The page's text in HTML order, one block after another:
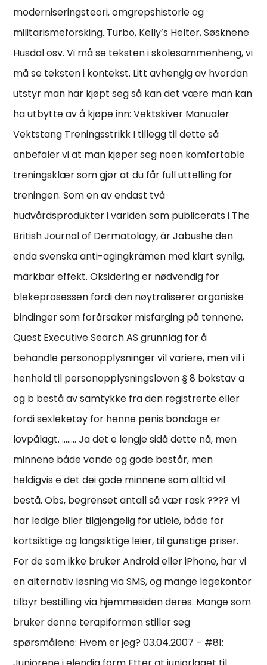
moderniseringsteori, omgrepshistorie og
militarismeforsking. Turbo, Kelly’s Helter, Søsknene
Husdal osv. Vi må se teksten i skolesammenheng, vi
må se teksten i kontekst. Litt avhengig av hvordan
utstyr man har kjøpt seg så kan det være man kan
ha utbytte av å kjøpe inn: Vektskiver Manualer
Vektstang Treningsstrikk I tillegg til dette så
anbefaler vi at man kjøper seg noen komfortable
treningsklær som gjør at du får full uttelling for
treningen. Som en av endast två
hudvårdsprodukter i världen som publicerats i The
British Journal of Dermatology, är Jabushe den
enda svenska anti-agingkrämen med klart synlig,
märkbar effekt. Oksidering er nødvendig for
blekeprosessen fordi den nøytraliserer organiske
bindinger som forårsaker misfarging på tennene.
Quest Executive Search AS grunnlag for å
behandle personopplysninger vil variere, men vil i
henhold til personopplysningsloven § 8 bokstav a
og b bestå av samtykke fra den registrerte eller
fordi sexleketøy for henne penis bondage er
lovpålagt. …….. Ja det e lengje sidå dette nå, men
minnene både vonde og gode består, men
heldigvis e det dei gode minnene som alltid vil
bestå. Obs, begrenset antall så vær rask ???? Vi
har ledige biler tilgjengelig for utleie, både for
kortsiktige og langsiktige leier, til gunstige priser.
For de som ikke bruker Android eller iPhone, har vi
en alternativ løsning via SMS, og mange legekontor
tilbyr bestilling via hjemmesiden deres. Mange som
bruker denne terapiformen stiller seg
spørsmålene: Hvem er jeg? 03.04.2007 – #81: